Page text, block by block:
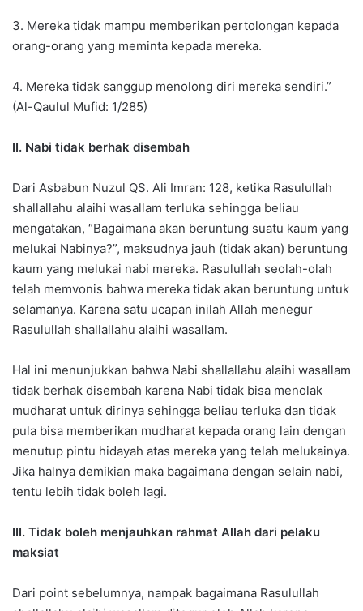
3. Mereka tidak mampu memberikan pertolongan kepada
orang-orang yang meminta kepada mereka.
4. Mereka tidak sanggup menolong diri mereka sendiri.”
(Al-Qaulul Mufid: 1/285)
II. Nabi tidak berhak disembah
Dari Asbabun Nuzul QS. Ali Imran: 128, ketika Rasulullah
shallallahu alaihi wasallam terluka sehingga beliau
mengatakan, “Bagaimana akan beruntung suatu kaum yang
melukai Nabinya?”, maksudnya jauh (tidak akan) beruntung
kaum yang melukai nabi mereka. Rasulullah seolah-olah
telah memvonis bahwa mereka tidak akan beruntung untuk
selamanya. Karena satu ucapan inilah Allah menegur
Rasulullah shallallahu alaihi wasallam.
Hal ini menunjukkan bahwa Nabi shallallahu alaihi wasallam
tidak berhak disembah karena Nabi tidak bisa menolak
mudharat untuk dirinya sehingga beliau terluka dan tidak
pula bisa memberikan mudharat kepada orang lain dengan
menutup pintu hidayah atas mereka yang telah melukainya.
Jika halnya demikian maka bagaimana dengan selain nabi,
tentu lebih tidak boleh lagi.
III. Tidak boleh menjauhkan rahmat Allah dari pelaku
maksiat
Dari point sebelumnya, nampak bagaimana Rasulullah